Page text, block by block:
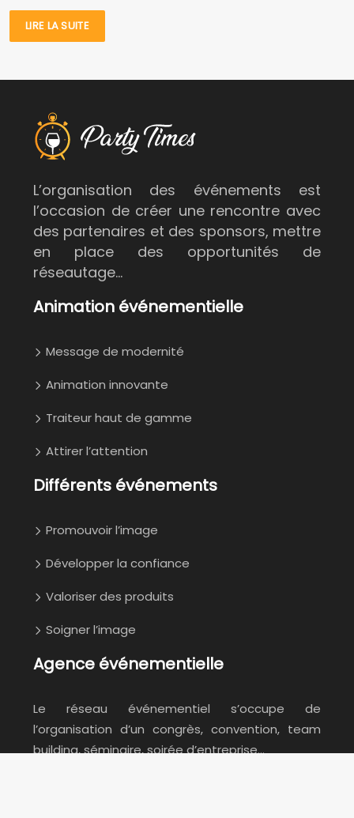
LIRE LA SUITE
L’organisation des événements est
l’occasion de créer une rencontre avec
des partenaires et des sponsors, mettre
en place des opportunités de
réseautage…
Animation événementielle
Message de modernité
Animation innovante
Traiteur haut de gamme
Attirer l’attention
Différents événements
Promouvoir l’image
Développer la confiance
Valoriser des produits
Soigner l’image
Agence événementielle
Le réseau événementiel s’occupe de
l’organisation d’un congrès, convention, team
building, séminaire, soirée d’entreprise…